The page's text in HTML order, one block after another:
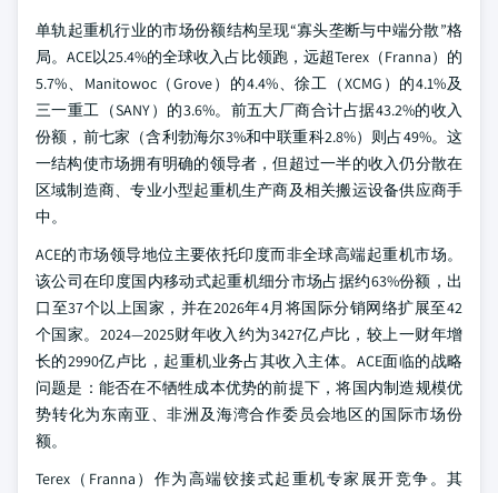
单轨起重机行业的市场份额结构呈现“寡头垄断与中端分散”格
局。ACE以25.4%的全球收入占比领跑，远超Terex（Franna）的
5.7%、Manitowoc（Grove）的4.4%、徐工（XCMG）的4.1%及
三一重工（SANY）的3.6%。前五大厂商合计占据43.2%的收入
份额，前七家（含利勃海尔3%和中联重科2.8%）则占49%。这
一结构使市场拥有明确的领导者，但超过一半的收入仍分散在
区域制造商、专业小型起重机生产商及相关搬运设备供应商手
中。
ACE的市场领导地位主要依托印度而非全球高端起重机市场。
该公司在印度国内移动式起重机细分市场占据约63%份额，出
口至37个以上国家，并在2026年4月将国际分销网络扩展至42
个国家。2024—2025财年收入约为3427亿卢比，较上一财年增
长的2990亿卢比，起重机业务占其收入主体。ACE面临的战略
问题是：能否在不牺牲成本优势的前提下，将国内制造规模优
势转化为东南亚、非洲及海湾合作委员会地区的国际市场份
额。
Terex（Franna）作为高端铰接式起重机专家展开竞争。其